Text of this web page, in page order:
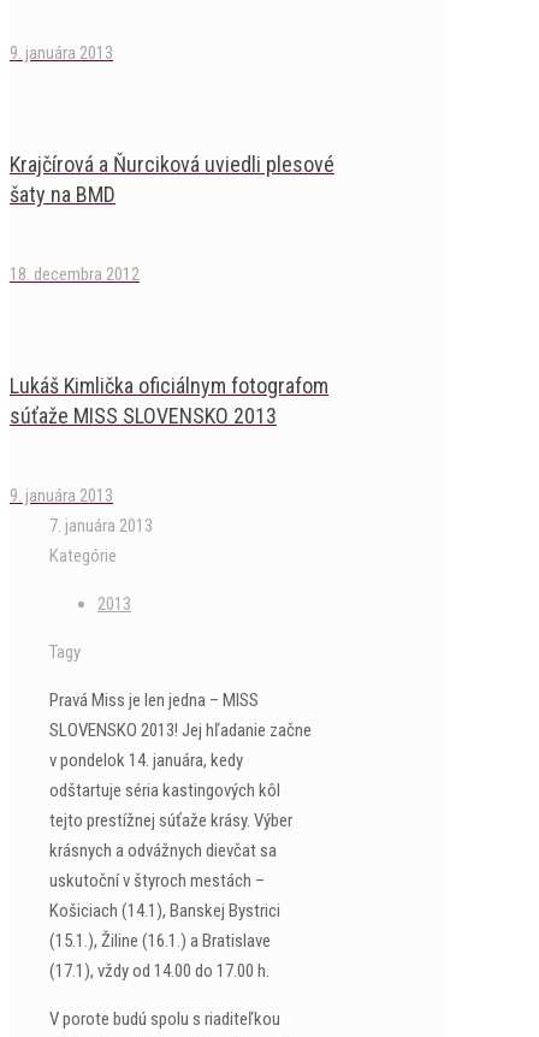
9. januára 2013
Krajčírová a Ňurciková uviedli plesové
šaty na BMD
18. decembra 2012
Lukáš Kimlička oficiálnym fotografom
súťaže MISS SLOVENSKO 2013
9. januára 2013
7. januára 2013
Kategórie
2013
Tagy
Pravá Miss je len jedna – MISS
SLOVENSKO 2013! Jej hľadanie začne
v pondelok 14. januára, kedy
odštartuje séria kastingových kôl
tejto prestížnej súťaže krásy. Výber
krásnych a odvážnych dievčat sa
uskutoční v štyroch mestách –
Košiciach (14.1), Banskej Bystrici
(15.1.), Žiline (16.1.) a Bratislave
(17.1), vždy od 14.00 do 17.00 h.
V porote budú spolu s riaditeľkou